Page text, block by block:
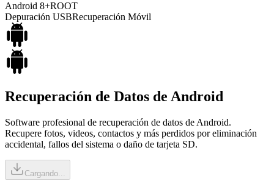
Android 8+ROOT
Depuración USBRecuperación Móvil
Recuperación de Datos de Android
Software profesional de recuperación de datos de Android.
Recupere fotos, videos, contactos y más perdidos por eliminación
accidental, fallos del sistema o daño de tarjeta SD.
Cargando...